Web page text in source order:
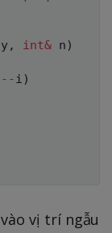
y, int& n )
-- i )
vị trí ngẫu